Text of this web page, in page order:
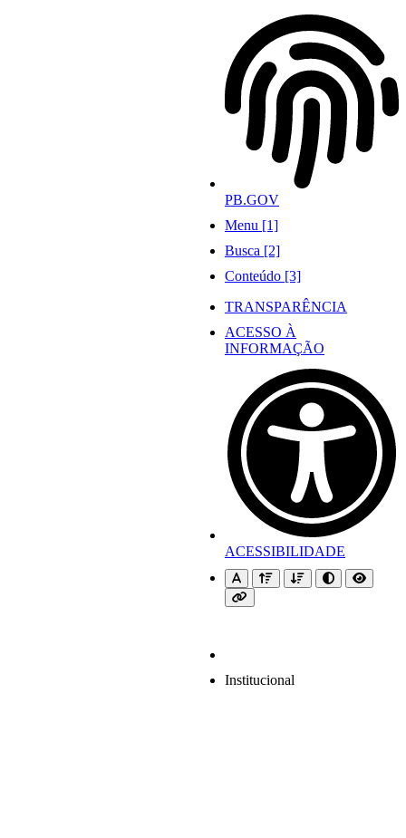
PB.GOV
Menu [1]
Busca [2]
Conteúdo [3]
TRANSPARÊNCIA
ACESSO À
INFORMAÇÃO
ACESSIBILIDADE
Institucional